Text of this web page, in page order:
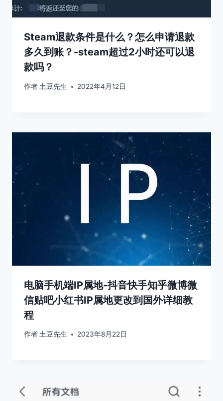
Steam退款条件是什么？怎么申请退款
多久到账？-steam超过2小时还可以退
款吗？
作者 土豆先生 2022年4月12日
电脑手机端IP属地-抖音快手知乎微博微
信贴吧小红书IP属地更改到国外详细教
程
作者土豆先生 2023年8月22日